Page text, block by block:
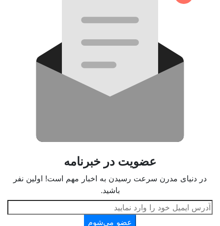
عضویت در خبرنامه
در دنیای مدرن سرعت رسیدن به اخبار مهم است! اولین نفر
باشید.
عضو می‌شوم